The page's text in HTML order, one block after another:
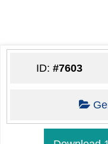
ID:#7603